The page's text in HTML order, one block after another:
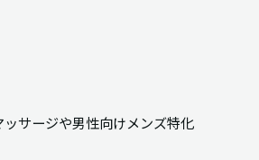
サージや男性向けメンズ特化